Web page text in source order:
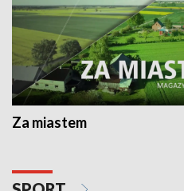
Za miastem